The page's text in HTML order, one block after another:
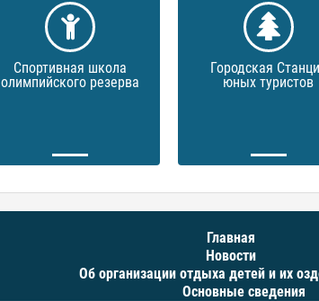
Спортивная школа
олимпийского резерва
Городская
юных туристов
Главная
Новости
Об организации отдыха детей и их
Основные сведения